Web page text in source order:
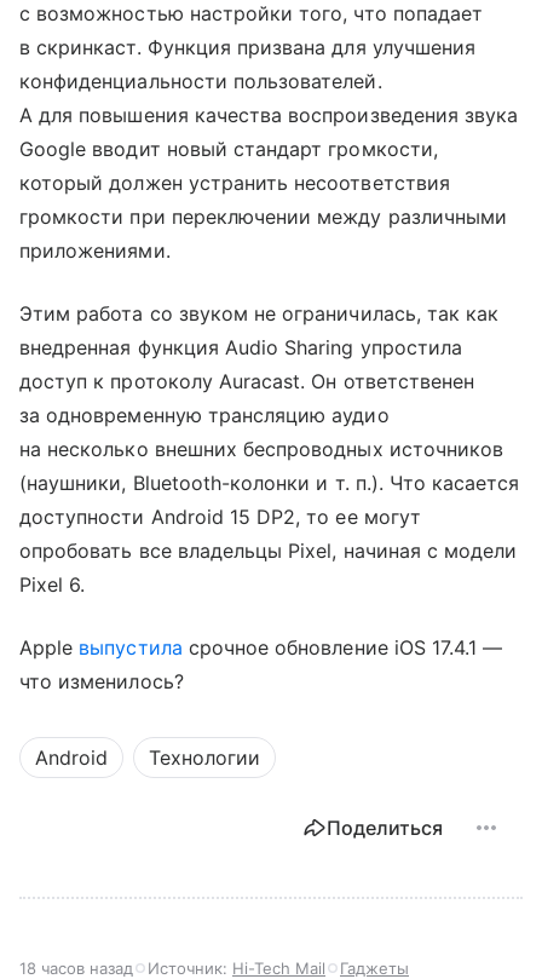
с возможностью настройки того, что попадает
в скринкаст. Функция призвана для улучшения
конфиденциальности пользователей.
А для повышения качества воспроизведения звука
Google вводит новый стандарт громкости,
который должен устранить несоответствия
громкости при переключении между различными
приложениями.
Этим работа со звуком не ограничилась, так как
внедренная функция Audio Sharing упростила
доступ к протоколу Auracast. Он ответственен
за одновременную трансляцию аудио
на несколько внешних беспроводных источников
(наушники, Bluetooth-колонки и т. п.). Что касается
доступности Android 15 DP2, то ее могут
опробовать все владельцы Pixel, начиная с модели
Pixel 6.
Аpple выпустила срочное обновление iOS 17.4.1 —
что изменилось?
Android Технологии
Поделиться
18 часов назад Источник: Hi-Tech Mail Гаджеты